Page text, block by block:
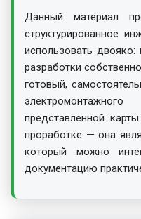
Данный материал
структурированное
использовать
разработки
готовый,
представленной
проработке — она
который можно
документацию